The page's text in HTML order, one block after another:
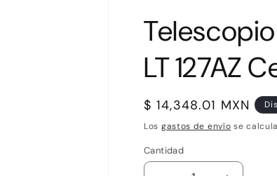
LT 127AZ
Precio
habitual
$ 14,348.01 MXN
Los gastos de envío se
Cantidad